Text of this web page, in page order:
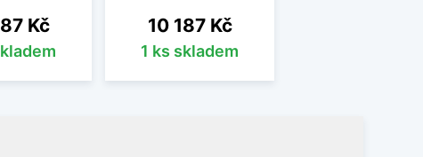
Kč Cena
10 187 Kč
1 ks skladem